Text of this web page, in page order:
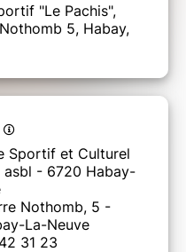
"Le Pachis",
5, Habay,
Sportif et Culturel
asbl - 6720 Habay-
Nothomb, 5 -
La-Neuve
31 23